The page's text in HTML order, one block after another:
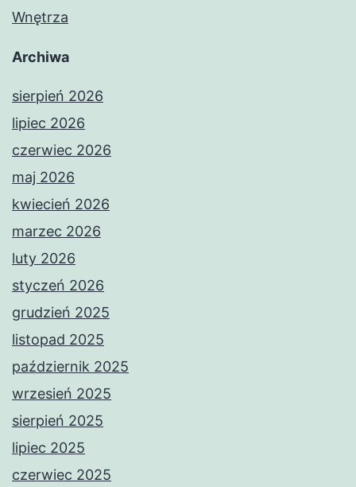
Wnętrza
Archiwa
sierpień 2026
lipiec 2026
czerwiec 2026
maj 2026
kwiecień 2026
marzec 2026
luty 2026
styczeń 2026
grudzień 2025
listopad 2025
październik 2025
wrzesień 2025
sierpień 2025
lipiec 2025
czerwiec 2025